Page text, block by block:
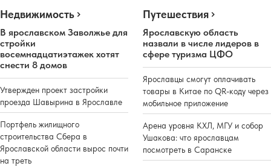
Недвижимость
В ярославском Заволжье для
стройки
восемнадцатиэтажек хотят
снести 8 домов
Утвержден проект застройки
проезда Шавырина в Ярославле
Портфель жилищного
строительства Сбера в
Ярославской области вырос почти
на треть
Путешествия
Ярославскую область
назвали в числе лидеров в
сфере туризма ЦФО
Ярославцы смогут оплачивать
товары в Китае по QR-коду через
мобильное приложение
Арена уровня КХЛ, МГУ и собор
Ушакова: что ярославцам
посмотреть в Саранске